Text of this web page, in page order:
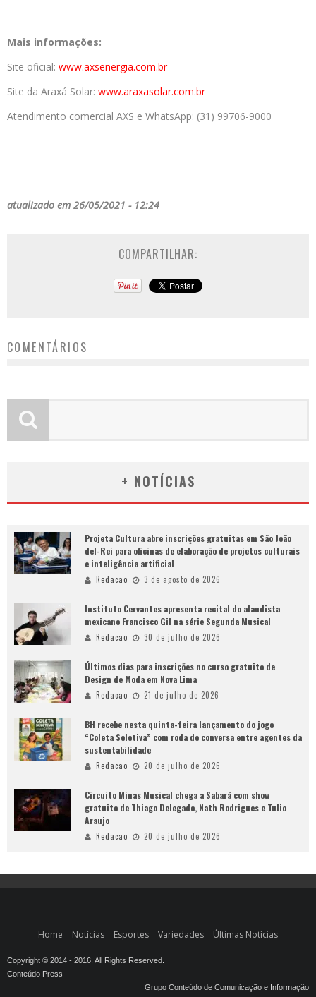
Mais informações:
Site oficial: www.axsenergia.com.br
Site da Araxá Solar: www.araxasolar.com.br
Atendimento comercial AXS e WhatsApp: (31) 99706-9000
atualizado em 26/05/2021 - 12:24
COMPARTILHAR:
COMENTÁRIOS
+ NOTÍCIAS
Projeta Cultura abre inscrições gratuitas em São João
del-Rei para oficinas de elaboração de projetos culturais
e inteligência artificial
Redacao 3 de agosto de 2026
Instituto Cervantes apresenta recital do alaudista
mexicano Francisco Gil na série Segunda Musical
Redacao 30 de julho de 2026
Últimos dias para inscrições no curso gratuito de
Design de Moda em Nova Lima
Redacao 21 de julho de 2026
BH recebe nesta quinta-feira lançamento do jogo
“Coleta Seletiva” com roda de conversa entre agentes da
sustentabilidade
Redacao 20 de julho de 2026
Circuito Minas Musical chega a Sabará com show
gratuito de Thiago Delegado, Nath Rodrigues e Tulio
Araujo
Redacao 20 de julho de 2026
Home Notícias Esportes Variedades Últimas Notícias
Copyright © 2014 - 2016. All Rights Reserved.
Conteúdo Press
Grupo Conteúdo de Comunicação e Informação